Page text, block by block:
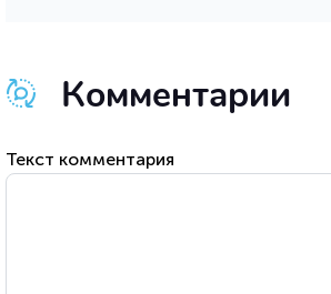
Комментарии
Текст комментария